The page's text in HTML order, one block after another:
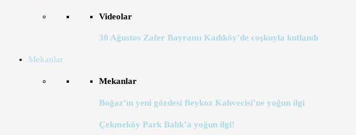
Videolar
30 Ağustos Zafer Bayramı Kadıköy’de coşkuyla kutlandı
Mekanlar
Mekanlar
Boğaz’ın yeni gözdesi Beykoz Kahvecisi’ne yoğun ilgi
Çekmeköy Park Balık’a yoğun ilgi!